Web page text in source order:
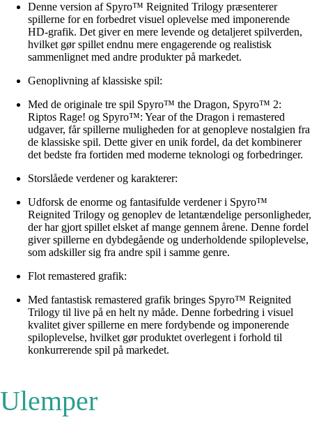
Denne version af Spyro™ Reignited Trilogy præsenterer
spillerne for en forbedret visuel oplevelse med imponerende
HD-grafik. Det giver en mere levende og detaljeret spilverden,
hvilket gør spillet endnu mere engagerende og realistisk
sammenlignet med andre produkter på markedet.
Genoplivning af klassiske spil:
Med de originale tre spil Spyro™ the Dragon, Spyro™ 2:
Riptos Rage! og Spyro™: Year of the Dragon i remastered
udgaver, får spillerne muligheden for at genopleve nostalgien fra
de klassiske spil. Dette giver en unik fordel, da det kombinerer
det bedste fra fortiden med moderne teknologi og forbedringer.
Storslåede verdener og karakterer:
Udforsk de enorme og fantasifulde verdener i Spyro™
Reignited Trilogy og genoplev de letantændelige personligheder,
der har gjort spillet elsket af mange gennem årene. Denne fordel
giver spillerne en dybdegående og underholdende spiloplevelse,
som adskiller sig fra andre spil i samme genre.
Flot remastered grafik:
Med fantastisk remastered grafik bringes Spyro™ Reignited
Trilogy til live på en helt ny måde. Denne forbedring i visuel
kvalitet giver spillerne en mere fordybende og imponerende
spiloplevelse, hvilket gør produktet overlegent i forhold til
konkurrerende spil på markedet.
Ulemper